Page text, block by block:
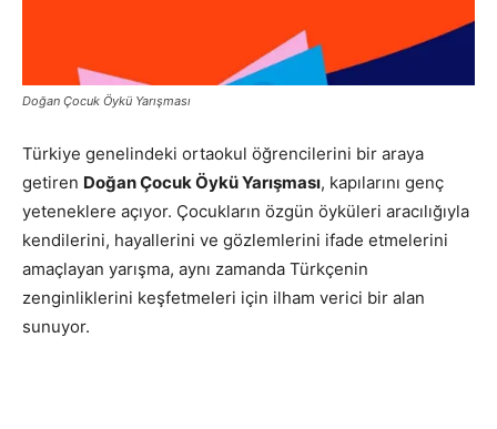
Doğan Çocuk Öykü Yarışması
Türkiye genelindeki ortaokul öğrencilerini bir araya
getiren Doğan Çocuk Öykü Yarışması, kapılarını genç
yeteneklere açıyor. Çocukların özgün öyküleri aracılığıyla
kendilerini, hayallerini ve gözlemlerini ifade etmelerini
amaçlayan yarışma, aynı zamanda Türkçenin
zenginliklerini keşfetmeleri için ilham verici bir alan
sunuyor.